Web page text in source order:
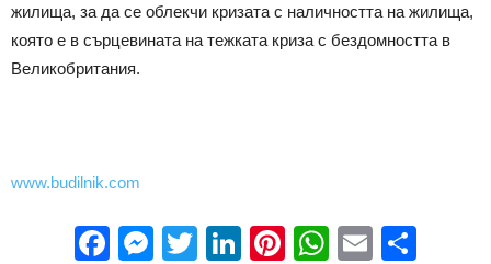
жилища, за да се облекчи кризата с наличността на жилища,
която е в сърцевината на тежката криза с бездомността в
Великобритания.
www.budilnik.com
Facebook
Messenger
Twitter
LinkedIn
Pinterest
WhatsApp
Email